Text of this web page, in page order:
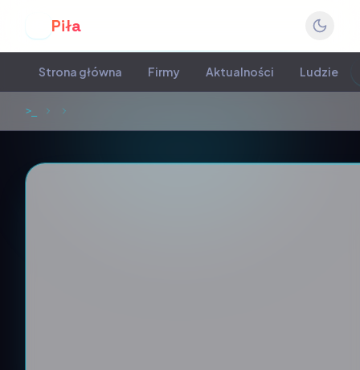
Piła
Strona główna Firmy Aktualności Ludzie
>_